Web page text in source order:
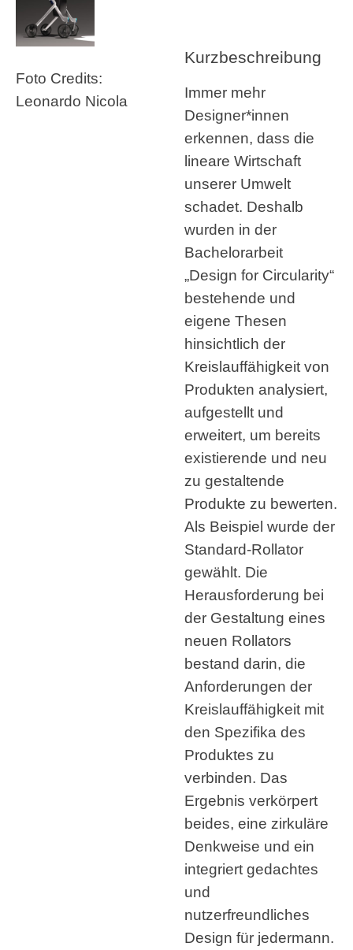
Foto Credits:
Leonardo Nicola
Kurzbeschreibung
Immer mehr
Designer*innen
erkennen, dass die
lineare Wirtschaft
unserer Umwelt
schadet. Deshalb
wurden in der
Bachelorarbeit
„Design for Circularity“
bestehende und
eigene Thesen
hinsichtlich der
Kreislauffähigkeit von
Produkten analysiert,
aufgestellt und
erweitert, um bereits
existierende und neu
zu gestaltende
Produkte zu bewerten.
Als Beispiel wurde der
Standard-Rollator
gewählt. Die
Herausforderung bei
der Gestaltung eines
neuen Rollators
bestand darin, die
Anforderungen der
Kreislauffähigkeit mit
den Spezifika des
Produktes zu
verbinden. Das
Ergebnis verkörpert
beides, eine zirkuläre
Denkweise und ein
integriert gedachtes
und
nutzerfreundliches
Design für jedermann.